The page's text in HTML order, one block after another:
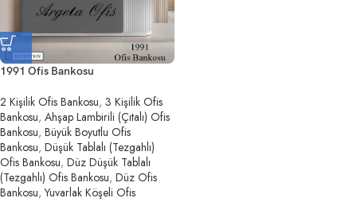
1991 Ofis Bankosu
2 Kişilik Ofis Bankosu, 3 Kişilik Ofis
Bankosu, Ahşap Lambirili (Çıtalı) Ofis
Bankosu, Büyük Boyutlu Ofis
Bankosu, Düşük Tablalı (Tezgahlı)
Ofis Bankosu, Düz Düşük Tablalı
(Tezgahlı) Ofis Bankosu, Düz Ofis
Bankosu, Yuvarlak Köşeli Ofis